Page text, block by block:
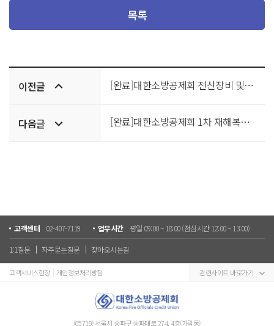
목록
다음글
이전글 [완료]대한소방공제회 전산장비 및 SW 구매
다음글 [완료]대한소방공제회 1차 재해복구시스템 구축 사업 입찰 공고
고객센터 02-407-7119 업무시간 평일 09:00 ~ 18:00 (점심시간 12:00 ~ 13:00)
1:1질문 자주묻는질문 찾아오시는길
고객서비스헌장 개인정보처리방침 관련사이트 바로가기
(05719) 서울시 송파구 송파대로 274, 4층(가락동)